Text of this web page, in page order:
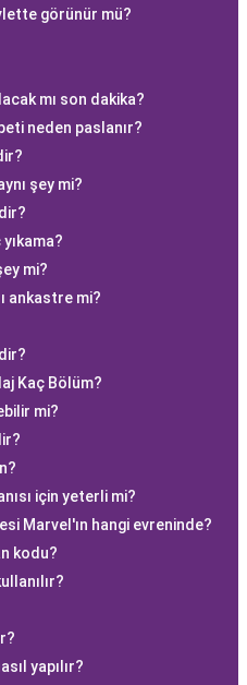
görünür mü?
mı son dakika?
neden paslanır?
şey mi?
mi?
ankastre mi?
Kaç Bölüm?
mi?
için yeterli mi?
Marvel'ın hangi evreninde?
kodu?
yapılır?